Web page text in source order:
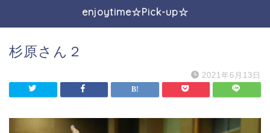
enjoytime☆Pick-up☆
杉原さん２
2021年6月13日